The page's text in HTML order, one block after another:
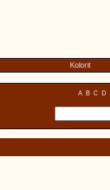
Kolorit
A B C D